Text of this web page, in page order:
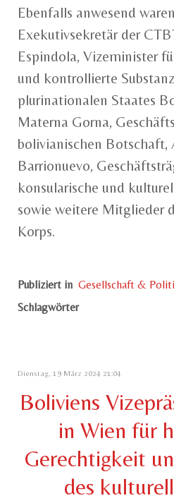
Ebenfalls anwesend
Exekutivsekretär der
Espindola, Vizeminister
und kontrollierte
plurinationalen Staates
Materna Gorna,
bolivianischen Botschaft,
Barrionuevo,
konsularische und
sowie weitere Mitglieder
Korps.
Publiziert in Gesellschaft &
Schlagwörter
Dienstag, 19 März 2024 21:04
Boliviens
in Wien für
Gerechtigkeit
des